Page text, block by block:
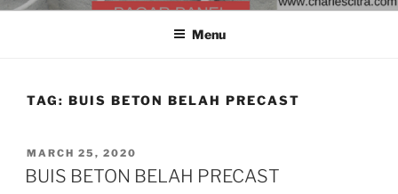
Menu
TAG: BUIS BETON BELAH PRECAST
POSTED
ON
MARCH 25, 2020
BUIS BETON BELAH PRECAST